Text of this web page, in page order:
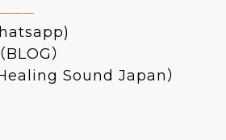
）
Sound Japan）